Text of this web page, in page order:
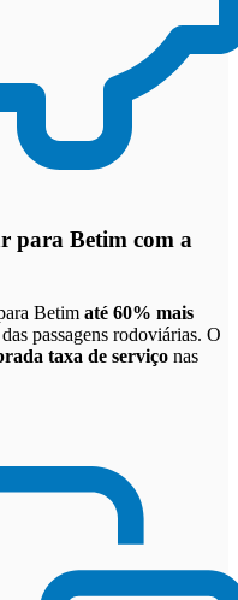
para Betim com a
Betim até 60% mais
passagens rodoviárias. O
taxa de serviço nas